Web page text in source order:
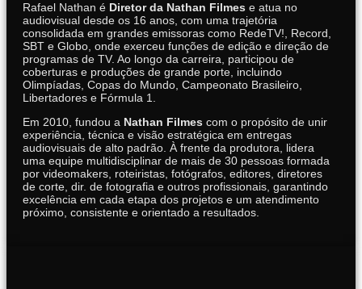
Rafael Nathan é Diretor da Nathan Filmes e atua no
audiovisual desde os 16 anos, com uma trajetória
consolidada em grandes emissoras como RedeTV!, Record,
SBT e Globo, onde exerceu funções de edição e direção de
programas de TV. Ao longo da carreira, participou de
coberturas e produções de grande porte, incluindo
Olimpíadas, Copas do Mundo, Campeonato Brasileiro,
Libertadores e Fórmula 1.
Em 2010, fundou a Nathan Filmes com o propósito de unir
experiência, técnica e visão estratégica em entregas
audiovisuais de alto padrão. À frente da produtora, lidera
uma equipe multidisciplinar de mais de 30 pessoas formada
por videomakers, roteiristas, fotógrafos, editores, diretores
de corte, dir. de fotografia e outros profissionais, garantindo
excelência em cada etapa dos projetos e um atendimento
próximo, consistente e orientado a resultados.